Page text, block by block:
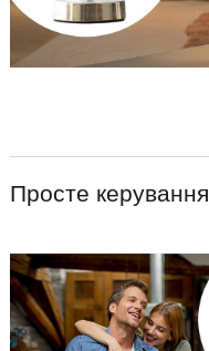
Просте керування